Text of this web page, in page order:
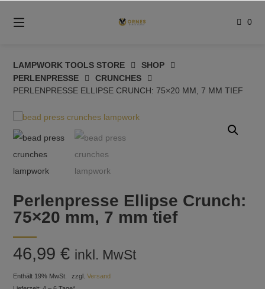
zum
Inhalt
0
LAMPWORK TOOLS STORE
SHOP
PERLENPRESSE
CRUNCHES
PERLENPRESSE ELLIPSE CRUNCH: 75×20 MM, 7 MM TIEF
Perlenpresse Ellipse Crunch:
75×20 mm, 7 mm tief
46,99€ inkl. MwSt
Enthält 19% MwSt. zzgl.Versand